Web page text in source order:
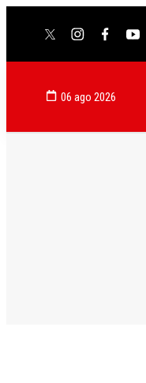
twitterinstagram
06 ago 2026